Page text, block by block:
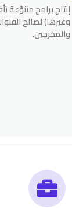
إنتاج برامج متنوّعة
وغيرها) لصالح
والمخرجين.